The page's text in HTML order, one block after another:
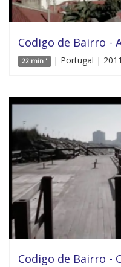
Codigo de Bairro -
22 min ' | Portugal | 2011
Codigo de Bairro -